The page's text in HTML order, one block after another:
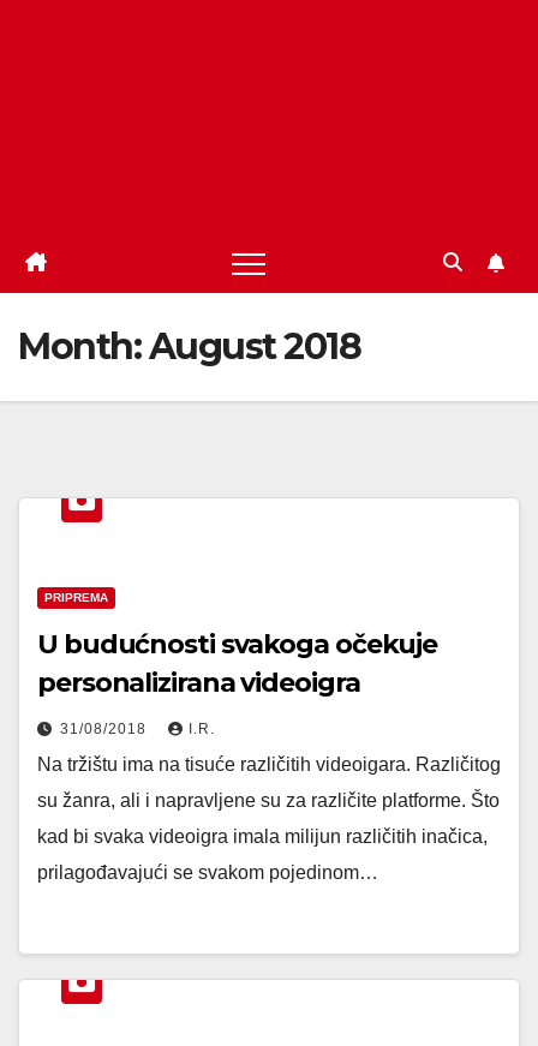
Month:August 2018
PRIPREMA
U budućnosti svakoga očekuje
personalizirana videoigra
31/08/2018 I.R.
Na tržištu ima na tisuće različitih videoigara. Različitog
su žanra, ali i napravljene su za različite platforme. Što
kad bi svaka videoigra imala milijun različitih inačica,
prilagođavajući se svakom pojedinom…